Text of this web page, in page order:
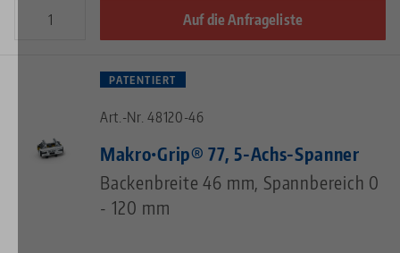
Auf die Anfrageliste
PATENTIERT
Art.-Nr. 48120-46
Makro•Grip® 77, 5-Achs-Spanner
Backenbreite 46 mm, Spannbereich 0
- 120 mm